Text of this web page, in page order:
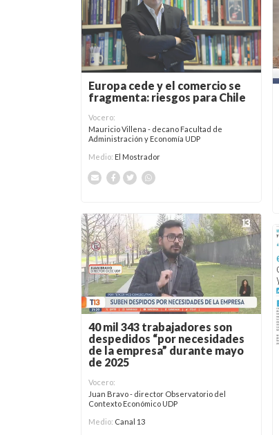
Europa cede y el comercio se
fragmenta: riesgos para Chile
Vocero:
Mauricio Villena - decano Facultad de
Administración y Economía UDP
Medio: El Mostrador
40 mil 343 trabajadores son
despedidos “por necesidades
de la empresa” durante mayo
de 2025
Vocero:
Juan Bravo - director Observatorio del
Contexto Económico UDP
Medio: Canal 13